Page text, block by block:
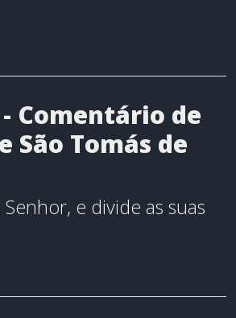
Comentário de
São Tomás de
e divide as suas